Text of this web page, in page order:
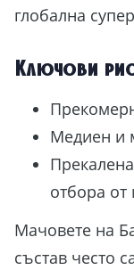
глобална
Ключови
Медиен и
отбора от
Мачовете на
състав често